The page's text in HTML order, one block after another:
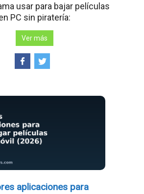
usar para bajar películas
PC sin piratería:
Ver más
aplicaciones para